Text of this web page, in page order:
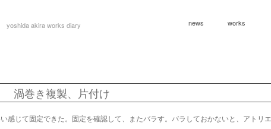
yoshida akira works diary news works
渦巻き複製、片付け
感じて固定できた。固定を確認して、またバラす。バラしておかないと、アトリエ